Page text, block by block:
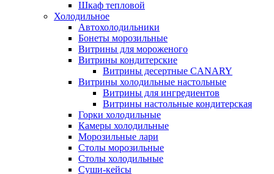
Шкаф тепловой
Холодильное
Автохолодильники
Бонеты морозильные
Витрины для мороженого
Витрины кондитерские
Витрины десертные CANARY
Витрины холодильные настольные
Витрины для ингредиентов
Витрины настольные кондитерская
Горки холодильные
Камеры холодильные
Морозильные лари
Столы морозильные
Столы холодильные
Суши-кейсы